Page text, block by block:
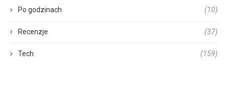
Po godzinach (10)
Recenzje (37)
Tech (159)